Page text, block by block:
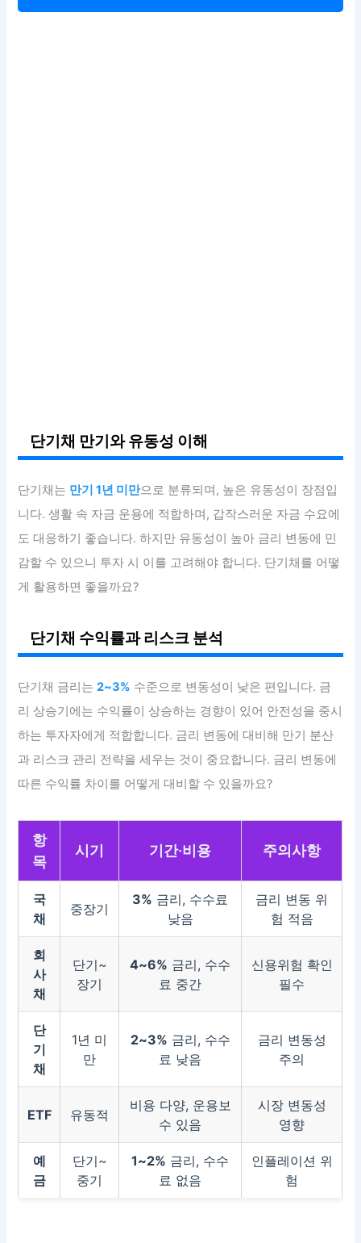
단기채 만기와 유동성 이해
단기채는 만기 1년 미만으로 분류되며, 높은 유동성이 장점입
니다. 생활 속 자금 운용에 적합하며, 갑작스러운 자금 수요에
도 대응하기 좋습니다. 하지만 유동성이 높아 금리 변동에 민
감할 수 있으니 투자 시 이를 고려해야 합니다. 단기채를 어떻
게 활용하면 좋을까요?
단기채 수익률과 리스크 분석
단기채 금리는2~3% 수준으로 변동성이 낮은 편입니다. 금
리 상승기에는 수익률이 상승하는 경향이 있어 안전성을 중시
하는 투자자에게 적합합니다. 금리 변동에 대비해 만기 분산
과 리스크 관리 전략을 세우는 것이 중요합니다. 금리 변동에
따른 수익률 차이를 어떻게 대비할 수 있을까요?
항
목
시기 기간·비용 주의사항
국
채
중장기
3% 금리, 수수료
낮음
금리 변동 위
험 적음
회
사
채
단기~
장기
4~6% 금리, 수수
료 중간
신용위험 확인
필수
단
기
채
1년 미
만
2~3% 금리, 수수
료 낮음
금리 변동성
주의
ETF 유동적
비용 다양, 운용보
수 있음
시장 변동성
영향
예
금
단기~
중기
1~2% 금리, 수수
료 없음
인플레이션 위
험